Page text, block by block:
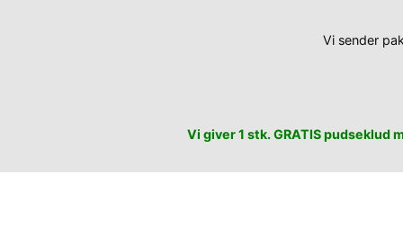
Vi sender
Vi giver 1 stk. GRATIS